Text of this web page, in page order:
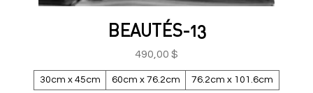
BEAUTÉS-13
Prix
490,00 $
30cm x 45cm 60cm x 76.2cm 76.2cm x 101.6cm